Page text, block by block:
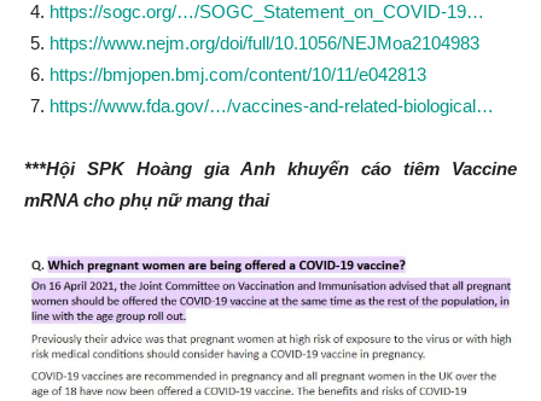
https://sogc.org/…/SOGC_Statement_on_COVID-19…
https://www.nejm.org/doi/full/10.1056/NEJMoa2104983
https://bmjopen.bmj.com/content/10/11/e042813
https://www.fda.gov/…/vaccines-and-related-biological…
***Hội SPK Hoàng gia Anh khuyến cáo tiêm Vaccine
mRNA cho phụ nữ mang thai